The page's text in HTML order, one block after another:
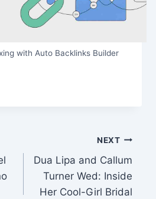
with Auto Backlinks Builder
NEXT
Dua Lipa and Callum
Turner Wed: Inside
Her Cool-Girl Bridal